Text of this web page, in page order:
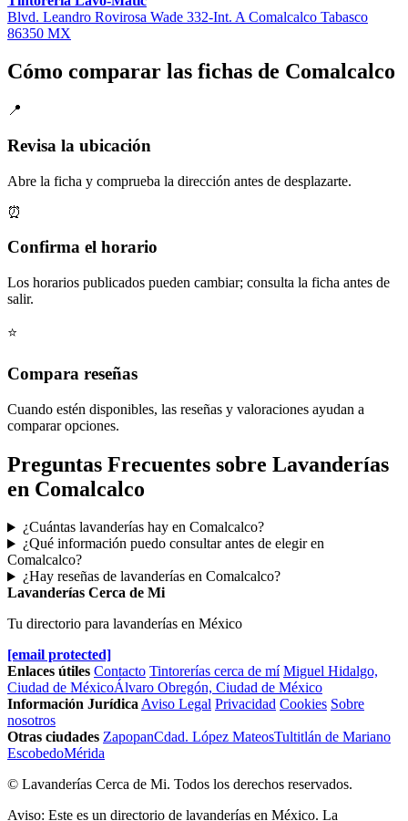
Blvd. Leandro Rovirosa Wade 332-Int. A Comalcalco Tabasco
86350 MX
Cómo comparar las fichas de Comalcalco
📍
Revisa la ubicación
Abre la ficha y comprueba la dirección antes de desplazarte.
⏰
Confirma el horario
Los horarios publicados pueden cambiar; consulta la ficha antes de
salir.
⭐
Compara reseñas
Cuando estén disponibles, las reseñas y valoraciones ayudan a
comparar opciones.
Preguntas Frecuentes sobre Lavanderías
en Comalcalco
¿Cuántas lavanderías hay en Comalcalco?
¿Qué información puedo consultar antes de elegir en
Comalcalco?
¿Hay reseñas de lavanderías en Comalcalco?
Lavanderías Cerca de Mi
Tu directorio para lavanderías en México
[email protected]
Enlaces útiles Contacto Tintorerías cerca de mí Miguel Hidalgo,
Ciudad de MéxicoÁlvaro Obregón, Ciudad de México
Información JurídicaAviso Legal Privacidad Cookies Sobre
nosotros
Otras ciudades ZapopanCdad. López MateosTultitlán de Mariano
EscobedoMérida
© Lavanderías Cerca de Mi. Todos los derechos reservados.
Aviso: Este es un directorio de lavanderías en México. La